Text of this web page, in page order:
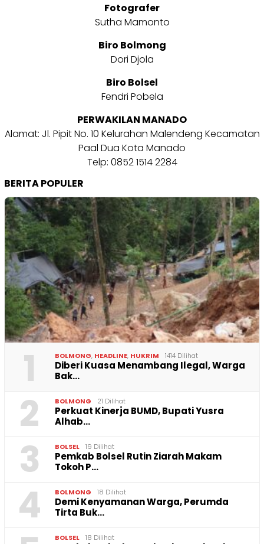
Fotografer
Sutha Mamonto
Biro Bolmong
Dori Djola
Biro Bolsel
Fendri Pobela
PERWAKILAN MANADO
Alamat: Jl. Pipit No. 10 Kelurahan Malendeng Kecamatan
Paal Dua Kota Manado
Telp: 0852 1514 2284
BERITA POPULER
1 BOLMONG, HEADLINE, HUKRIM 1414 Dilihat
Diberi Kuasa Menambang Ilegal, Warga
Bak…
2 BOLMONG 21 Dilihat
Perkuat Kinerja BUMD, Bupati Yusra
Alhab…
3 BOLSEL 19 Dilihat
Pemkab Bolsel Rutin Ziarah Makam
Tokoh P…
4 BOLMONG 18 Dilihat
Demi Kenyamanan Warga, Perumda
Tirta Buk…
BOLSEL 18 Dilihat